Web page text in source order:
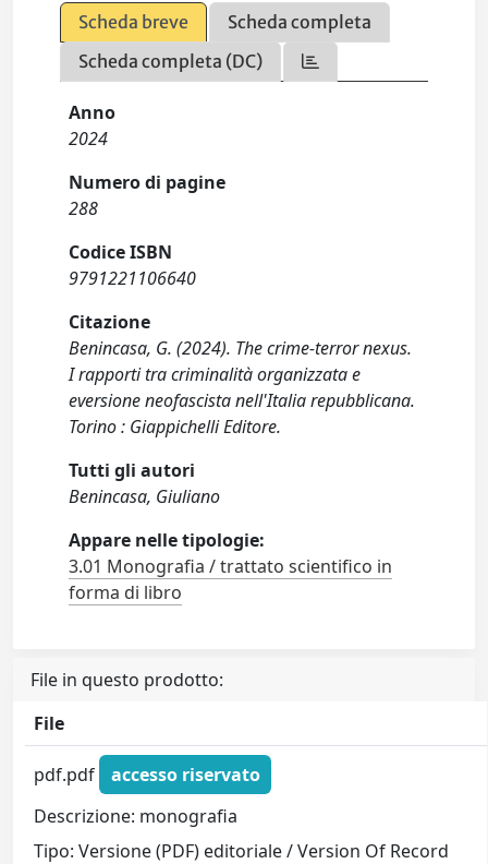
Scheda breve
Scheda completa
Scheda completa (DC)
Anno
2024
Numero di pagine
288
Codice ISBN
9791221106640
Citazione
Benincasa, G. (2024). The crime-terror nexus.
I rapporti tra criminalità organizzata e
eversione neofascista nell'Italia repubblicana.
Torino : Giappichelli Editore.
Tutti gli autori
Benincasa, Giuliano
Appare nelle tipologie:
3.01 Monografia / trattato scientifico in
forma di libro
File in questo prodotto:
File
pdf.pdf
accesso riservato
Descrizione: monografia
Tipo: Versione (PDF) editoriale / Version Of Record